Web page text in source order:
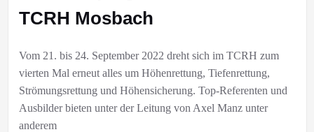
TCRH Mosbach
Vom 21. bis 24. September 2022 dreht sich im TCRH zum
vierten Mal erneut alles um Höhenrettung, Tiefenrettung,
Strömungsrettung und Höhensicherung. Top-Referenten und
Ausbilder bieten unter der Leitung von Axel Manz unter
anderem